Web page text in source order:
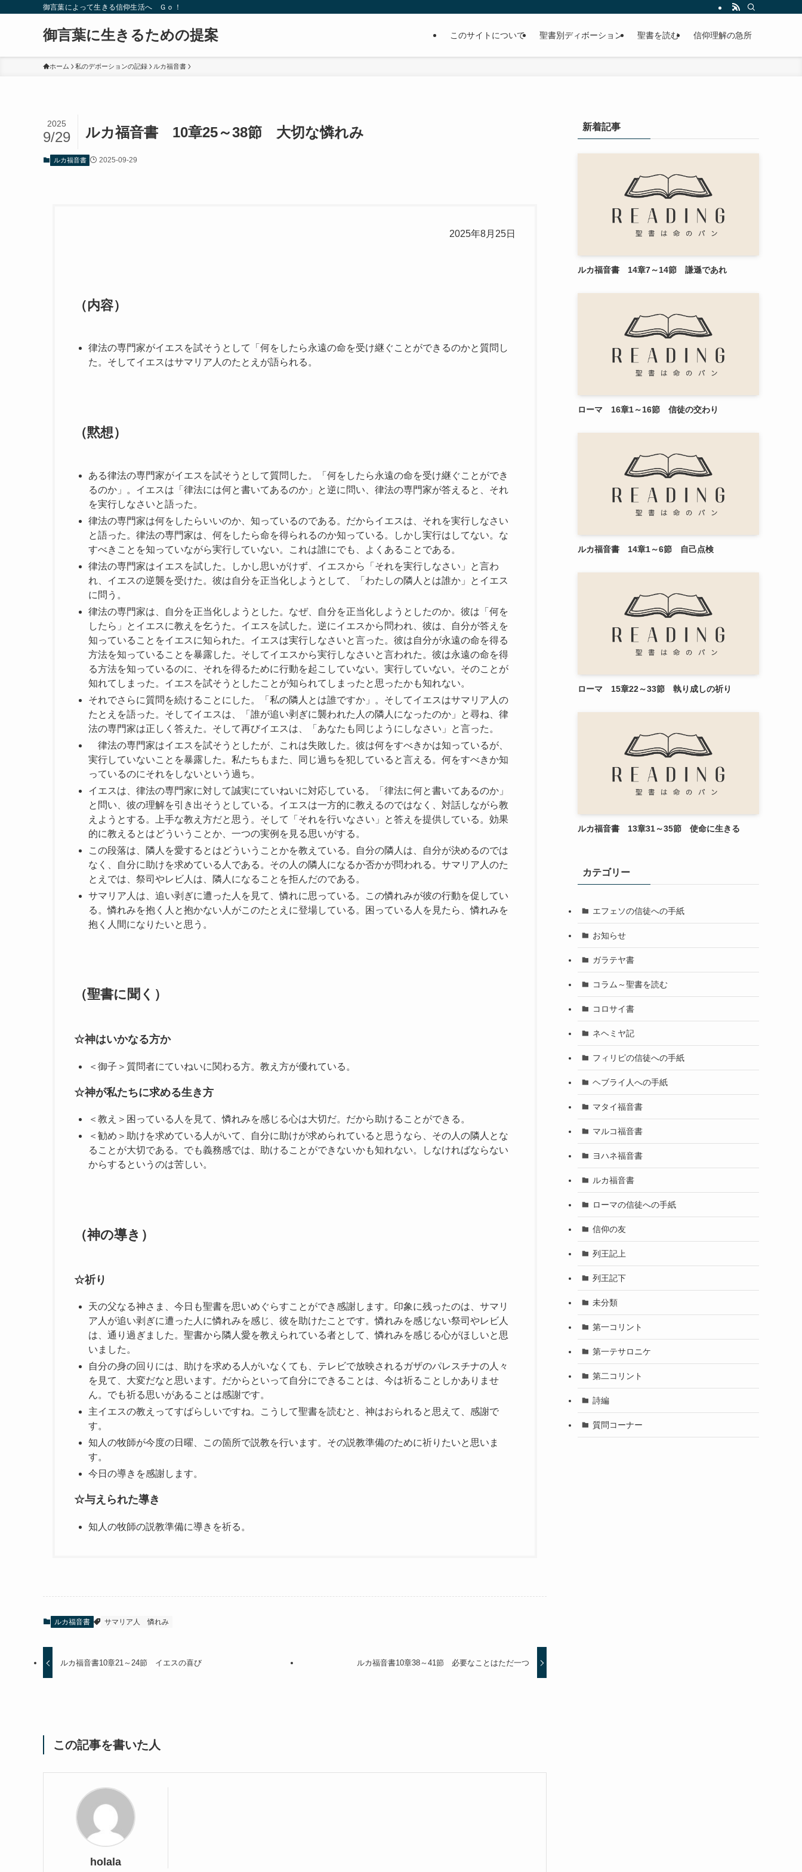
御言葉によって生きる信仰生活へ Ｇｏ！
御言葉に生きるための提案 このサイトについて 聖書別ディボーション 聖書を読む 信仰理解の急所
ホーム 私のデボーションの記録 ルカ福音書
ルカ福音書 10章25～38節 大切な憐れみ
2025
9/29
ルカ福音書 2025-09-29
2025年8月25日
（内容）
律法の専門家がイエスを試そうとして「何をしたら永遠の命を受け継ぐことができるのかと質問し
た。そしてイエスはサマリア人のたとえが語られる。
（黙想）
ある律法の専門家がイエスを試そうとして質問した。「何をしたら永遠の命を受け継ぐことができ
るのか」。イエスは「律法には何と書いてあるのか」と逆に問い、律法の専門家が答えると、それ
を実行しなさいと語った。
律法の専門家は何をしたらいいのか、知っているのである。だからイエスは、それを実行しなさい
と語った。律法の専門家は、何をしたら命を得られるのか知っている。しかし実行はしてない。な
すべきことを知っていながら実行していない。これは誰にでも、よくあることである。
律法の専門家はイエスを試した。しかし思いがけず、イエスから「それを実行しなさい」と言わ
れ、イエスの逆襲を受けた。彼は自分を正当化しようとして、「わたしの隣人とは誰か」とイエス
に問う。
律法の専門家は、自分を正当化しようとした。なぜ、自分を正当化しようとしたのか。彼は「何を
したら」とイエスに教えを乞うた。イエスを試した。逆にイエスから問われ、彼は、自分が答えを
知っていることをイエスに知られた。イエスは実行しなさいと言った。彼は自分が永遠の命を得る
方法を知っていることを暴露した。そしてイエスから実行しなさいと言われた。彼は永遠の命を得
る方法を知っているのに、それを得るために行動を起こしていない。実行していない。そのことが
知れてしまった。イエスを試そうとしたことが知られてしまったと思ったかも知れない。
それでさらに質問を続けることにした。「私の隣人とは誰ですか」。そしてイエスはサマリア人の
たとえを語った。そしてイエスは、「誰が追い剥ぎに襲われた人の隣人になったのか」と尋ね、律
法の専門家は正しく答えた。そして再びイエスは、「あなたも同じようにしなさい」と言った。
律法の専門家はイエスを試そうとしたが、これは失敗した。彼は何をすべきかは知っているが、
実行していないことを暴露した。私たちもまた、同じ過ちを犯していると言える。何をすべきか知
っているのにそれをしないという過ち。
イエスは、律法の専門家に対して誠実にていねいに対応している。「律法に何と書いてあるのか」
と問い、彼の理解を引き出そうとしている。イエスは一方的に教えるのではなく、対話しながら教
えようとする。上手な教え方だと思う。そして「それを行いなさい」と答えを提供している。効果
的に教えるとはどういうことか、一つの実例を見る思いがする。
この段落は、隣人を愛するとはどういうことかを教えている。自分の隣人は、自分が決めるのでは
なく、自分に助けを求めている人である。その人の隣人になるか否かが問われる。サマリア人のた
とえでは、祭司やレビ人は、隣人になることを拒んだのである。
サマリア人は、追い剥ぎに遭った人を見て、憐れに思っている。この憐れみが彼の行動を促してい
る。憐れみを抱く人と抱かない人がこのたとえに登場している。困っている人を見たら、憐れみを
抱く人間になりたいと思う。
（聖書に聞く）
☆神はいかなる方か
＜御子＞質問者にていねいに関わる方。教え方が優れている。
☆神が私たちに求める生き方
＜教え＞困っている人を見て、憐れみを感じる心は大切だ。だから助けることができる。
＜勧め＞助けを求めている人がいて、自分に助けが求められていると思うなら、その人の隣人とな
ることが大切である。でも義務感では、助けることができないかも知れない。しなければならない
からするというのは苦しい。
（神の導き）
☆祈り
天の父なる神さま、今日も聖書を思いめぐらすことができ感謝します。印象に残ったのは、サマリ
ア人が追い剥ぎに遭った人に憐れみを感じ、彼を助けたことです。憐れみを感じない祭司やレビ人
は、通り過ぎました。聖書から隣人愛を教えられている者として、憐れみを感じる心がほしいと思
いました。
自分の身の回りには、助けを求める人がいなくても、テレビで放映されるガザのパレスチナの人々
を見て、大変だなと思います。だからといって自分にできることは、今は祈ることしかありませ
ん。でも祈る思いがあることは感謝です。
主イエスの教えってすばらしいですね。こうして聖書を読むと、神はおられると思えて、感謝で
す。
知人の牧師が今度の日曜、この箇所で説教を行います。その説教準備のために祈りたいと思いま
す。
今日の導きを感謝します。
☆与えられた導き
知人の牧師の説教準備に導きを祈る。
ルカ福音書 サマリア人 憐れみ
ルカ福音書10章21～24節 イエスの喜び ルカ福音書10章38～41節 必要なことはただ一つ
この記事を書いた人
holala
新着記事
ルカ福音書 14章7～14節 謙遜であれ
ローマ 16章1～16節 信徒の交わり
ルカ福音書 14章1～6節 自己点検
ローマ 15章22～33節 執り成しの祈り
ルカ福音書 13章31～35節 使命に生きる
カテゴリー
エフェソの信徒への手紙
お知らせ
ガラテヤ書
コラム～聖書を読む
コロサイ書
ネヘミヤ記
フィリピの信徒への手紙
ヘブライ人への手紙
マタイ福音書
マルコ福音書
ヨハネ福音書
ルカ福音書
ローマの信徒への手紙
信仰の友
列王記上
列王記下
未分類
第一コリント
第一テサロニケ
第二コリント
詩編
質問コーナー